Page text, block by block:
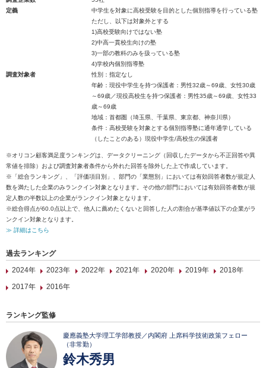
定義
中学生を対象に高校受験を目的とした個別指導を行っている塾
ただし、以下は対象外とする
1)高校受験向けではない塾
2)中高一貫校生向けの塾
3)一部の教科のみを扱っている塾
4)学校内個別指導塾
調査対象者
性別：指定なし
年齢：現役中学生を持つ保護者：男性32歳～69歳、女性30歳
～69歳／現役高校生を持つ保護者：男性35歳～69歳、女性33
歳～69歳
地域：首都圏（埼玉県、千葉県、東京都、神奈川県）
条件：高校受験を対象とする個別指導塾に通年通学している
（したことのある）現役中学生/高校生の保護者
※オリコン顧客満足度ランキングは、データクリーニング（回収したデータから不正回答や異
常値を排除）および調査対象者条件から外れた回答を除外した上で作成しています。
※「総合ランキング」、「評価項目別」、部門の「業態別」においては有効回答者数が規定人
数を満たした企業のみランクイン対象となります。その他の部門においては有効回答者数が規
定人数の半数以上の企業がランクイン対象となります。
※総合得点が60.0点以上で、他人に薦めたくないと回答した人の割合が基準値以下の企業がラ
ンクイン対象となります。
≫ 詳細はこちら
過去ランキング
2024年
2023年 2022年 2021年 2020年 2019年
2018年
2017年
2016年
ランキング監修
慶應義塾大学理工学部教授／内閣府 上席科学技術政策フェロー
（非常勤）
鈴木秀男